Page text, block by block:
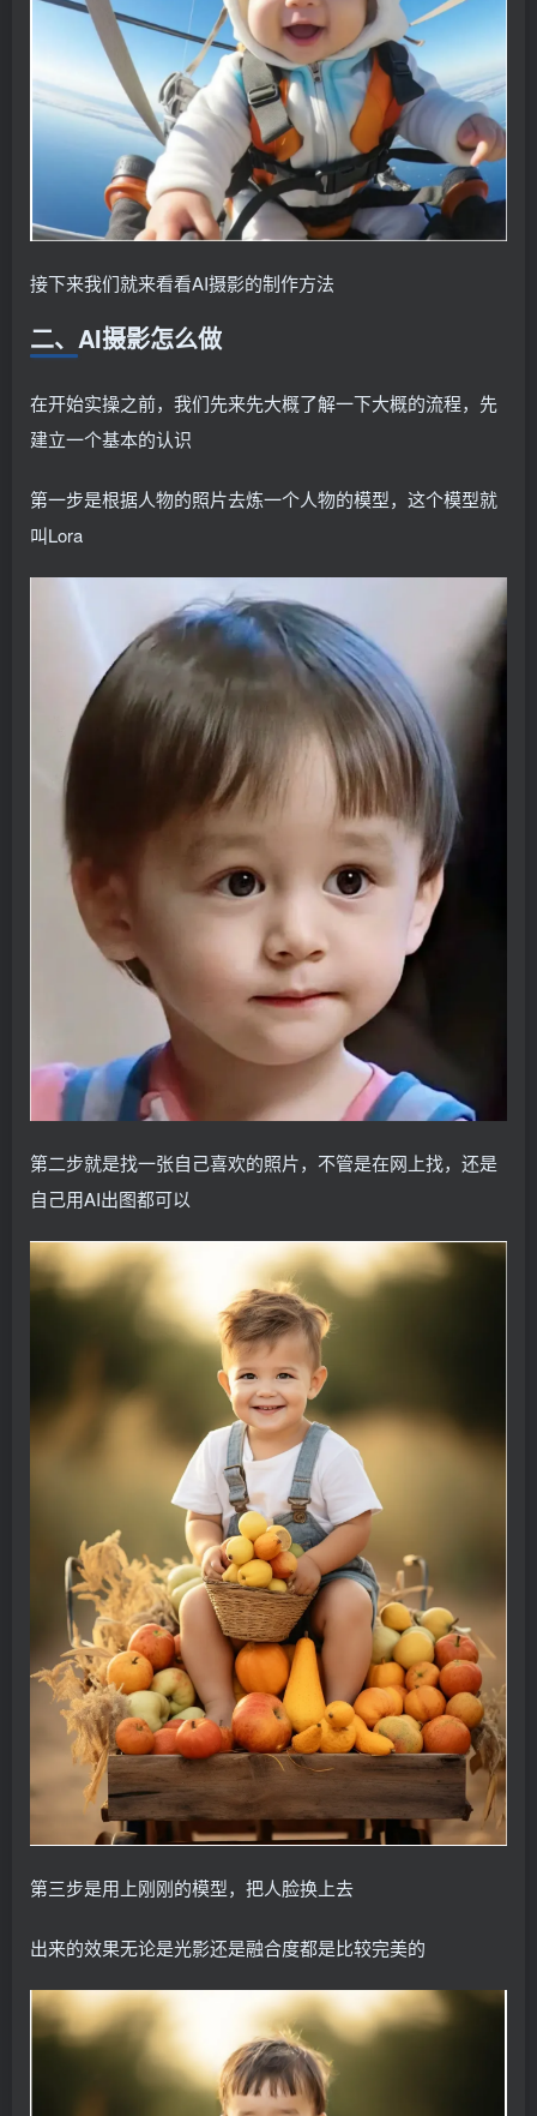
接下来我们就来看看AI摄影的制作方法
二、AI摄影怎么做
在开始实操之前，我们先来先大概了解一下大概的流程，先
建立一个基本的认识
第一步是根据人物的照片去炼一个人物的模型，这个模型就
叫Lora
第二步就是找一张自己喜欢的照片，不管是在网上找，还是
自己用AI出图都可以
第三步是用上刚刚的模型，把人脸换上去
出来的效果无论是光影还是融合度都是比较完美的